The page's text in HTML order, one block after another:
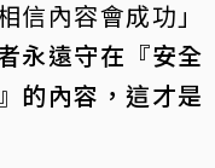
信內容會成功」
永遠守在『安全
的內容，這才是